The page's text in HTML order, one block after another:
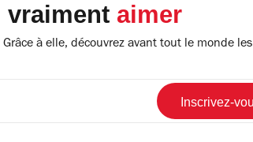
vraiment aimer
à elle, découvrez avant tout le monde les